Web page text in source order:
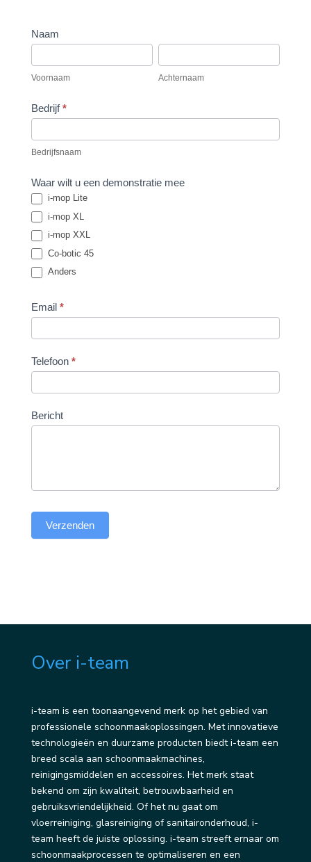
Vraag
demo
aan
Naam
Voornaam Achternaam
Bedrijf*
Bedrijfsnaam
Waar wilt u een demonstratie mee
i-mop Lite
i-mop XL
i-mop XXL
Co-botic 45
Anders
Email *
Telefoon *
Bericht
Verzenden
Over i-team
i-team is een toonaangevend merk op het gebied van
professionele schoonmaakoplossingen. Met innovatieve
technologieën en duurzame producten biedt i-team een
breed scala aan schoonmaakmachines,
reinigingsmiddelen en accessoires. Het merk staat
bekend om zijn kwaliteit, betrouwbaarheid en
gebruiksvriendelijkheid. Of het nu gaat om
vloerreiniging, glasreiniging of sanitaironderhoud, i-
team heeft de juiste oplossing. i-team streeft ernaar om
schoonmaakprocessen te optimaliseren en een